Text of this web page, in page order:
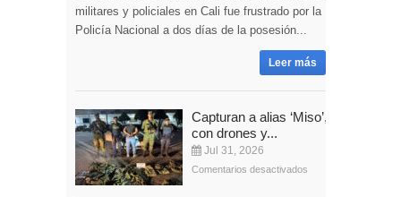
militares y policiales en Cali fue frustrado por la
Policía Nacional a dos días de la posesión...
Leer más
Capturan a alias ‘Miso’,
con drones y...
Jul 31, 2026
Comentarios desactivados